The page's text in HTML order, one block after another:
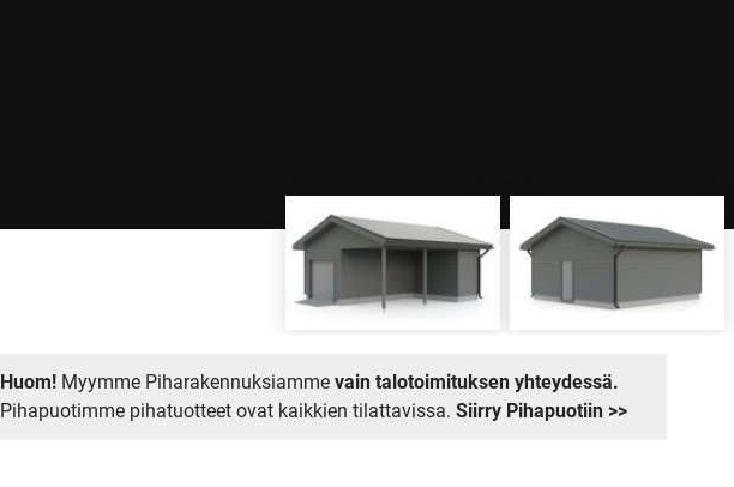
Huom! Myymme Piharakennuksiamme vain talotoimituksen yhteydessä.
Pihapuotimme pihatuotteet ovat kaikkien tilattavissa. Siirry Pihapuotiin >>